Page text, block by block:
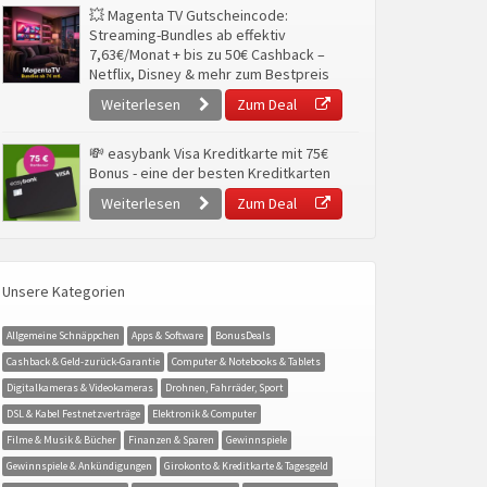
💥 Magenta TV Gutscheincode:
Streaming-Bundles ab effektiv
7,63€/Monat + bis zu 50€ Cashback –
Netflix, Disney & mehr zum Bestpreis
Weiterlesen
Zum Deal
💸 easybank Visa Kreditkarte mit 75€
Bonus - eine der besten Kreditkarten
Weiterlesen
Zum Deal
Unsere Kategorien
Allgemeine Schnäppchen Apps & Software
BonusDeals
Cashback & Geld-zurück-Garantie
Computer & Notebooks & Tablets
Digitalkameras & Videokameras
Drohnen, Fahrräder, Sport
DSL & Kabel Festnetzverträge
Elektronik & Computer
Filme & Musik & Bücher
Finanzen & Sparen
Gewinnspiele
Gewinnspiele & Ankündigungen
Girokonto & Kreditkarte & Tagesgeld